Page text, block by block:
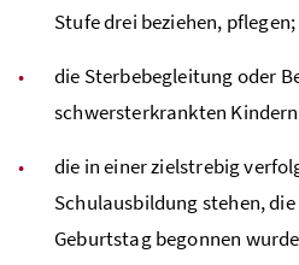
Stufe drei beziehen, pflegen;
die Sterbebegleitung oder
schwersterkrankten
die in einer zielstrebig
Schulausbildung stehen,
Geburtstag begonnen